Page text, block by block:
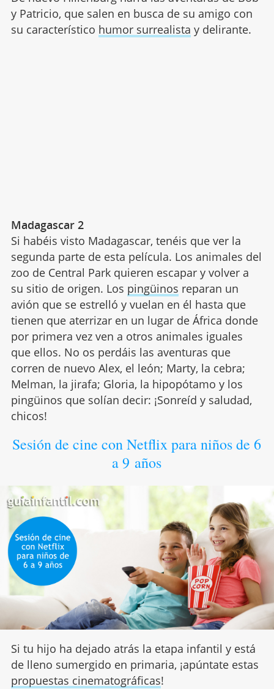
y Patricio, que salen en busca de su amigo con
su característico humor surrealista y delirante.
Madagascar 2
Si habéis visto Madagascar, tenéis que ver la
segunda parte de esta película. Los animales del
zoo de Central Park quieren escapar y volver a
su sitio de origen. Los pingüinos reparan un
avión que se estrelló y vuelan en él hasta que
tienen que aterrizar en un lugar de África donde
por primera vez ven a otros animales iguales
que ellos. No os perdáis las aventuras que
corren de nuevo Alex, el león; Marty, la cebra;
Melman, la jirafa; Gloria, la hipopótamo y los
pingüinos que solían decir: ¡Sonreíd y saludad,
chicos!
Sesión de cine con Netflix para niños de 6
a 9 años
Si tu hijo ha dejado atrás la etapa infantil y está
de lleno sumergido en primaria, ¡apúntate estas
propuestas cinematográficas!